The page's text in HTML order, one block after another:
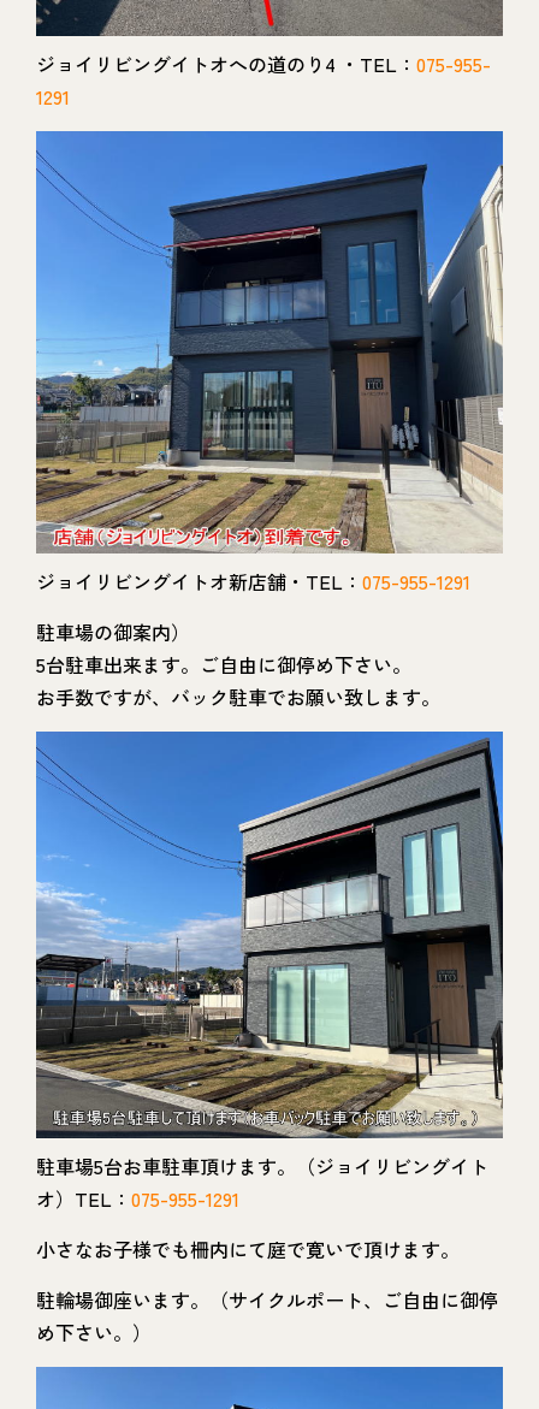
ジョイリビングイトオへの道のり4 ・TEL： 075-955-
1291
ジョイリビングイトオ新店舗・TEL： 075-955-1291
駐車場の御案内）
5台駐車出来ます。ご自由に御停め下さい。
お手数ですが、バック駐車でお願い致します。
駐車場5台お車駐車頂けます。（ジョイリビングイト
オ）TEL： 075-955-1291
小さなお子様でも柵内にて庭で寛いで頂けます。
駐輪場御座います。（サイクルポート、ご自由に御停
め下さい。）